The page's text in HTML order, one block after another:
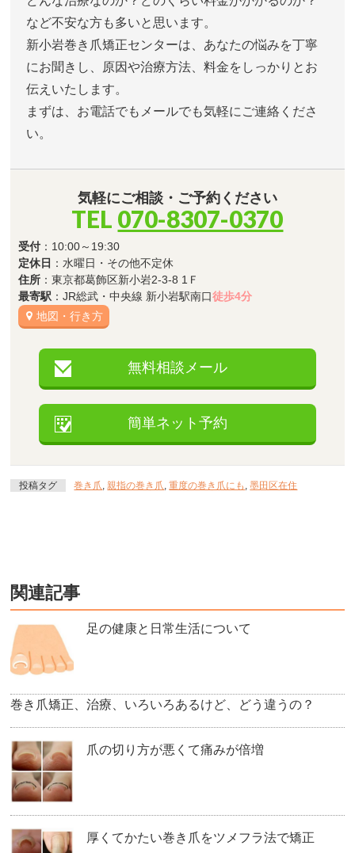
など不安な方も多いと思います。
新小岩巻き爪矯正センターは、あなたの悩みを丁寧
にお聞きし、原因や治療方法、料金をしっかりとお
伝えいたします。
まずは、お電話でもメールでも気軽にご連絡くださ
い。
気軽にご相談・ご予約ください
TEL 070-8307-0370
受付 ：10:00～19:30
定休日 ：水曜日・その他不定休
住所 ：東京都葛飾区新小岩2-3-8 1Ｆ
最寄駅 ：JR総武・中央線 新小岩駅南口徒歩4分
地図・行き方
無料相談メール
簡単ネット予約
投稿タグ 巻き爪,親指の巻き爪,重度の巻き爪にも ,墨田区在住
関連記事
足の健康と日常生活について
巻き爪矯正、治療、いろいろあるけど、どう違うの？
爪の切り方が悪くて痛みが倍増
厚くてかたい巻き爪をツメフラ法で矯正